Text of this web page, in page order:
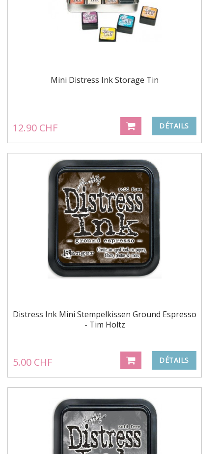
Mini Distress Ink Storage Tin
12.90 CHF DÉTAILS
Distress Ink Mini Stempelkissen Ground Espresso
- Tim Holtz
5.00 CHF DÉTAILS